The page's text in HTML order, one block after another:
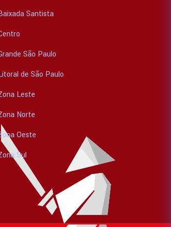
Santista
São Paulo
de São Paulo
Leste
Norte
Oeste
Sul